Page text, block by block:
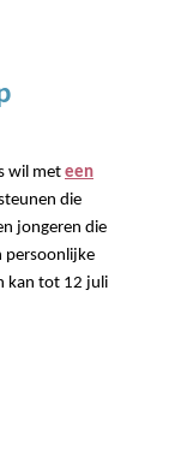
wil meteen
die
jongeren die
persoonlijke
kan tot 12 juli